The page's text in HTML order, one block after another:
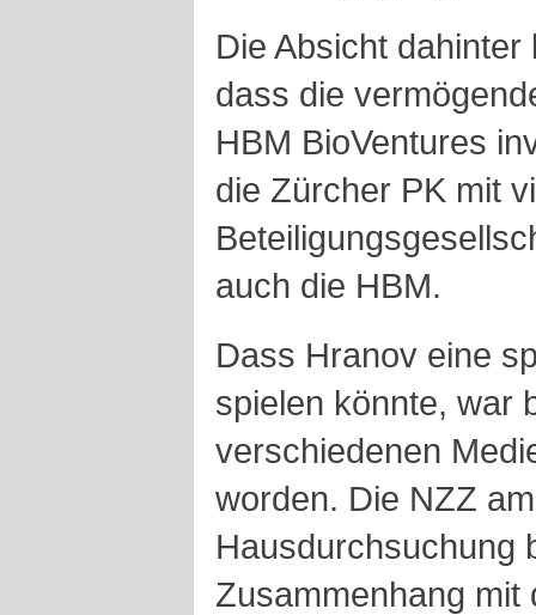
Die Absicht
dass die
HBM BioVentures
die Zürcher PK mit
auch die HBM.
Dass Hranov eine
spielen könnte, war
verschiedenen
worden. Die NZZ
Hausdurchsuchung
Zusammenhang mit